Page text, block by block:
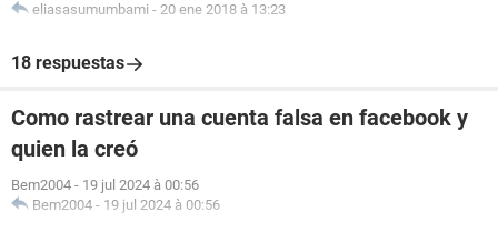
eliasasumumbami - 20 ene 2018 à 13:23
18 respuestas
Como rastrear una cuenta falsa en facebook y
quien la creó
Bem2004 - 19 jul 2024 à 00:56
Bem2004 - 19 jul 2024 à 00:56